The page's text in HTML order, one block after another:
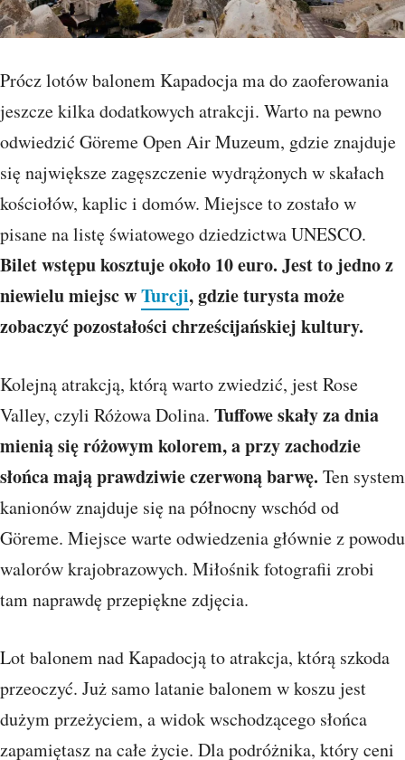
Prócz lotów balonem Kapadocja ma do zaoferowania
jeszcze kilka dodatkowych atrakcji. Warto na pewno
odwiedzić Göreme Open Air Muzeum, gdzie znajduje
się największe zagęszczenie wydrążonych w skałach
kościołów, kaplic i domów. Miejsce to zostało w
pisane na listę światowego dziedzictwa UNESCO.
Bilet wstępu kosztuje około 10 euro. Jest to jedno z
niewielu miejsc wTurcji, gdzie turysta może
zobaczyć pozostałości chrześcijańskiej kultury.
Kolejną atrakcją, którą warto zwiedzić, jest Rose
Valley, czyli Różowa Dolina. Tuffowe skały za dnia
mienią się różowym kolorem, a przy zachodzie
słońca mają prawdziwie czerwoną barwę. Ten system
kanionów znajduje się na północny wschód od
Göreme. Miejsce warte odwiedzenia głównie z powodu
walorów krajobrazowych. Miłośnik fotografii zrobi
tam naprawdę przepiękne zdjęcia.
Lot balonem nad Kapadocją to atrakcja, którą szkoda
przeoczyć. Już samo latanie balonem w koszu jest
dużym przeżyciem, a widok wschodzącego słońca
zapamiętasz na całe życie. Dla podróżnika, który ceni